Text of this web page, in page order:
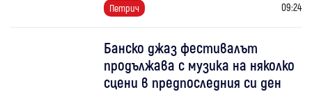
Петрич 09:24
Банско джаз фестивалът
продължава с музика на няколко
сцени в предпоследния си ден